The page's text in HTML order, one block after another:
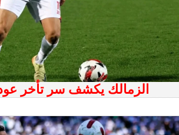
الزمالك يكشف سر تأخر